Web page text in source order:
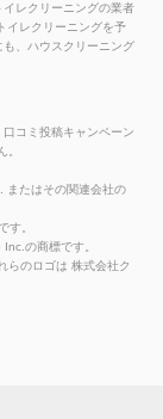
レクリーニングの業者
イレクリーニングを予
、ハウスクリーニング
コミ投稿キャンペーン
。
たはその関連会社の
す。
の商標です。
らのロゴは 株式会社ク